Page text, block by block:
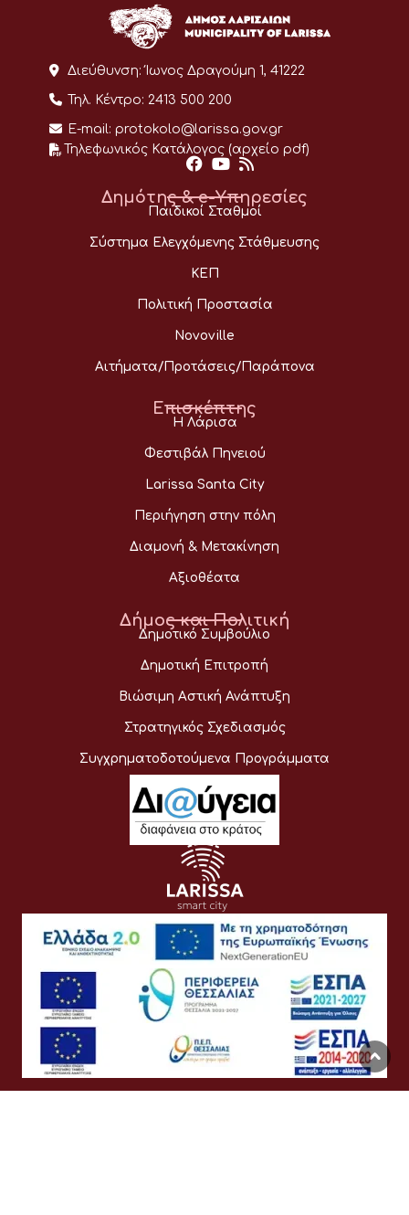
Διεύθυνση: Ίωνος Δραγούμη 1, 41222
Τηλ. Κέντρο: 2413 500 200
E-mail: protokolo@larissa.gov.gr
Τηλεφωνικός Κατάλογος (αρχείο pdf)
Δημότης & e-Υπηρεσίες
Παιδικοί Σταθμοί
Σύστημα Ελεγχόμενης Στάθμευσης
ΚΕΠ
Πολιτική Προστασία
Novoville
Αιτήματα/Προτάσεις/Παράπονα
Επισκέπτης
Η Λάρισα
Φεστιβάλ Πηνειού
Larissa Santa City
Περιήγηση στην πόλη
Διαμονή & Μετακίνηση
Αξιοθέατα
Δήμος και Πολιτική
Δημοτικό Συμβούλιο
Δημοτική Επιτροπή
Βιώσιμη Αστική Ανάπτυξη
Στρατηγικός Σχεδιασμός
Συγχρηματοδοτούμενα Προγράμματα